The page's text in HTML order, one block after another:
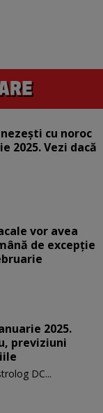
cu noroc
2025. Vezi dacă
vor avea
de excepție
2025.
previziuni
DC...